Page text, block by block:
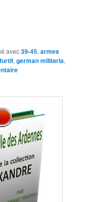
avec39-45,armes
,german militaria,